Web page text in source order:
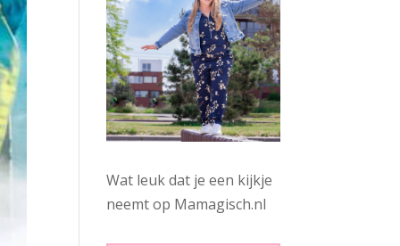
Wat leuk dat je een kijkje
neemt op Mamagisch.nl